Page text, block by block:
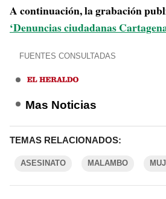
A continuación, la grabación
‘Denuncias ciudadanas
FUENTES CONSULTADAS
Mas Noticias
TEMAS RELACIONADOS:
ASESINATO MALAMBO